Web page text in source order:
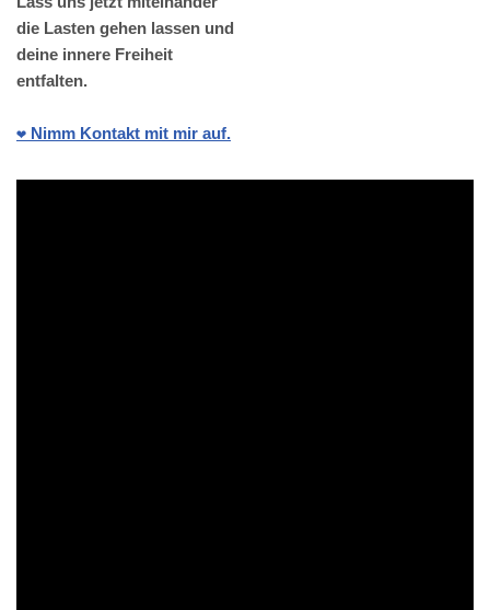
die Lasten gehen lassen und
deine innere Freiheit
entfalten.
❤️ Nimm Kontakt mit mir auf.